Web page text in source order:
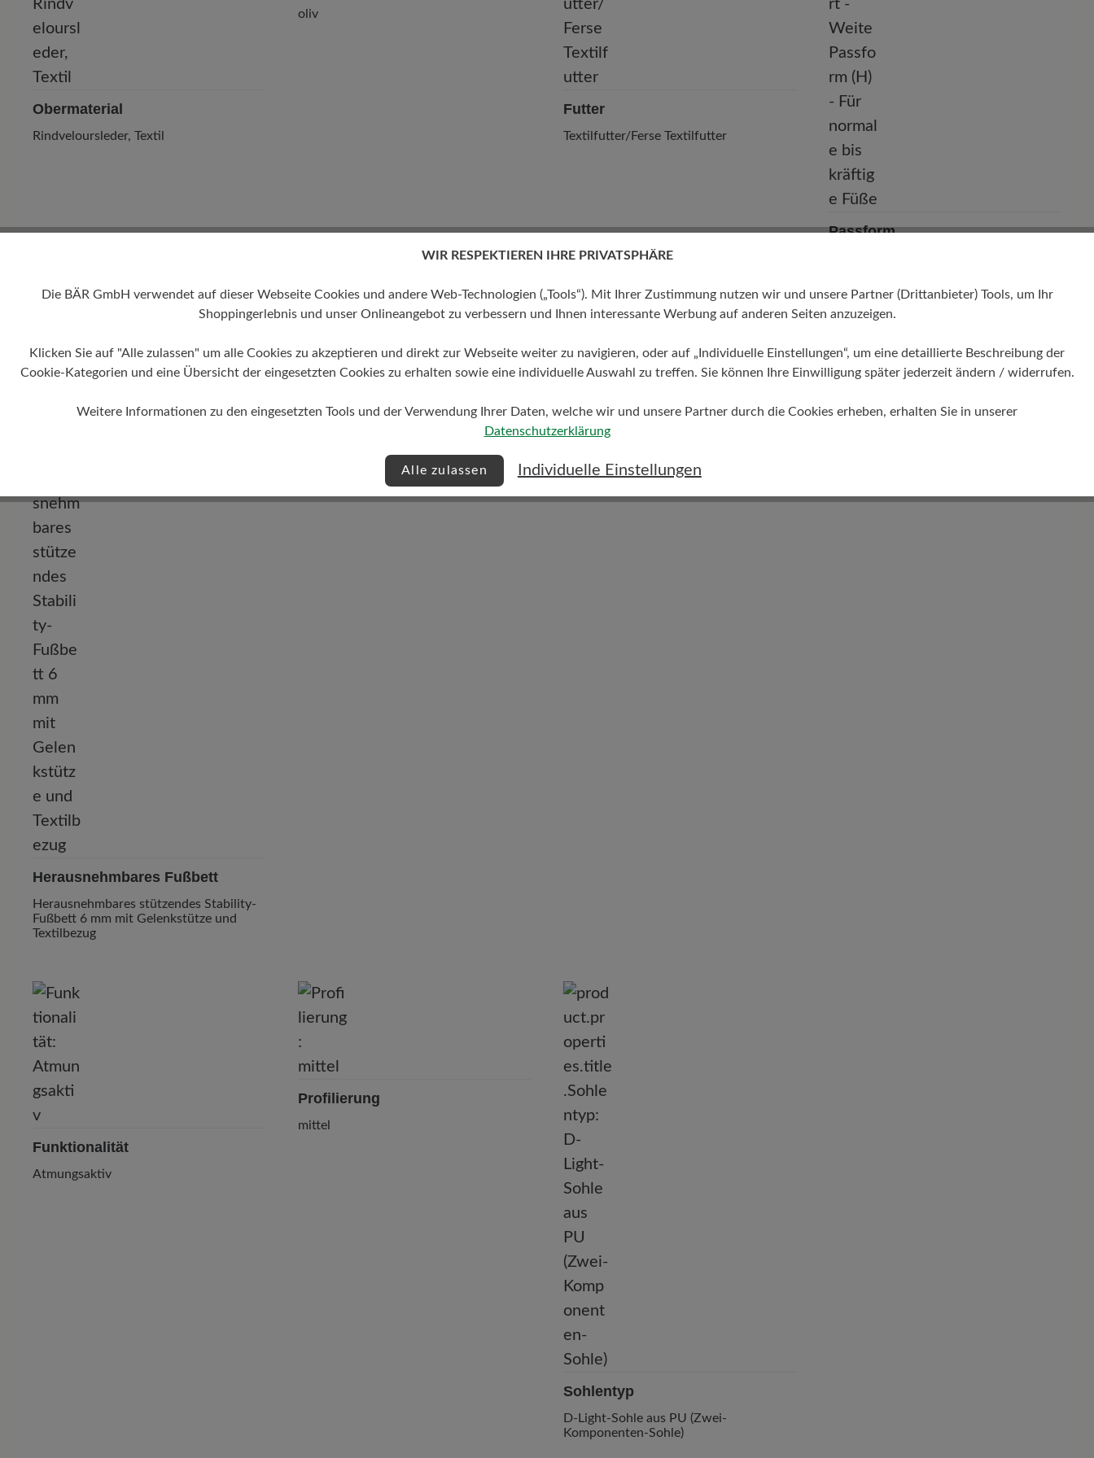
Obermaterial
Rindveloursleder, Textil
oliv
Futter
Textilfutter/Ferse Textilfutter
Passform
Herausnehmbares Fußbett
Herausnehmbares stützendes Stability-
Fußbett 6 mm mit Gelenkstütze und
Textilbezug
Absatz
Dämpfungsgrad
mittel
Funktionalität
Atmungsaktiv
Profilierung
mittel
Sohlentyp
D-Light-Sohle aus PU (Zwei-
Komponenten-Sohle)
WIR RESPEKTIEREN IHRE PRIVATSPHÄRE
Die BÄR GmbH verwendet auf dieser Webseite Cookies und andere Web-Technologien („Tools“). Mit Ihrer Zustimmung nutzen wir und unsere Partner (Drittanbieter) Tools, um Ihr
Shoppingerlebnis und unser Onlineangebot zu verbessern und Ihnen interessante Werbung auf anderen Seiten anzuzeigen.
Klicken Sie auf "Alle zulassen" um alle Cookies zu akzeptieren und direkt zur Webseite weiter zu navigieren, oder auf „Individuelle Einstellungen“, um eine detaillierte Beschreibung der
Cookie-Kategorien und eine Übersicht der eingesetzten Cookies zu erhalten sowie eine individuelle Auswahl zu treffen. Sie können Ihre Einwilligung später jederzeit ändern / widerrufen.
Weitere Informationen zu den eingesetzten Tools und der Verwendung Ihrer Daten, welche wir und unsere Partner durch die Cookies erheben, erhalten Sie in unserer
Datenschutzerklärung
Alle zulassen Individuelle Einstellungen